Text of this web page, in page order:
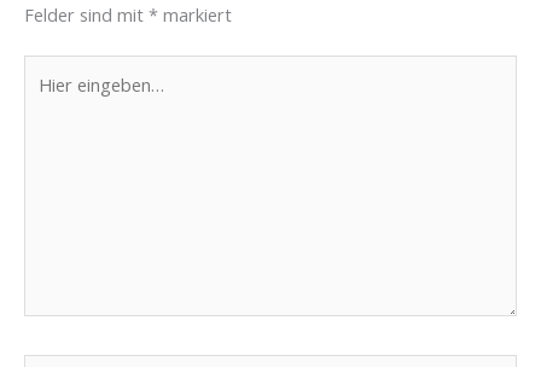
Felder sind mit * markiert
eingeben…